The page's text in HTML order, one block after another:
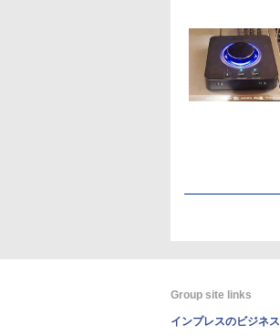
Group site links
インプレスのビジネ